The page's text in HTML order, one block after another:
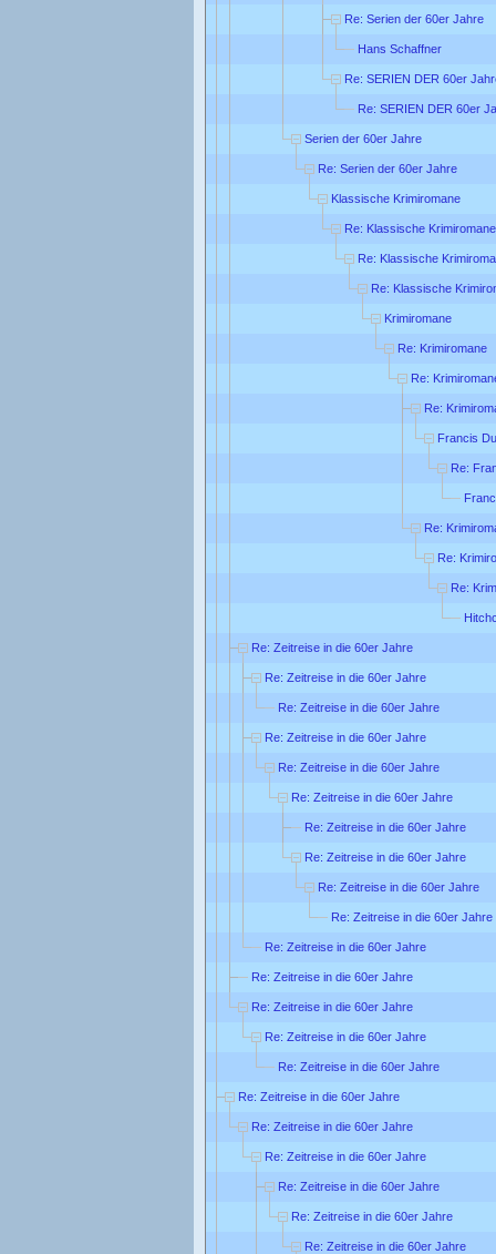
Re: Serien der 60er Jahre
Hans Schaffner
Re: SERIEN DER 60er
Re: SERIEN DER 60er
Serien der 60er Jahre
Re: Serien der 60er Jahre
Klassische Krimiromane
Re: Klassische Krimiromane
Re: Klassische
Re: Klassische
Krimiromane
Re: Krimiromane
Re:
Re:
Francis
Re:
Re:
Re:
Re:
Re: Zeitreise in die 60er Jahre
Re: Zeitreise in die 60er Jahre
Re: Zeitreise in die 60er Jahre
Re: Zeitreise in die 60er Jahre
Re: Zeitreise in die 60er Jahre
Re: Zeitreise in die 60er Jahre
Re: Zeitreise in die 60er Jahre
Re: Zeitreise in die 60er Jahre
Re: Zeitreise in die 60er Jahre
Re: Zeitreise in die 60er Jahre
Re: Zeitreise in die 60er Jahre
Re: Zeitreise in die 60er Jahre
Re: Zeitreise in die 60er Jahre
Re: Zeitreise in die 60er Jahre
Re: Zeitreise in die 60er Jahre
Re: Zeitreise in die 60er Jahre
Re: Zeitreise in die 60er Jahre
Re: Zeitreise in die 60er Jahre
Re: Zeitreise in die 60er Jahre
Re: Zeitreise in die 60er Jahre
Re: Zeitreise in die 60er Jahre